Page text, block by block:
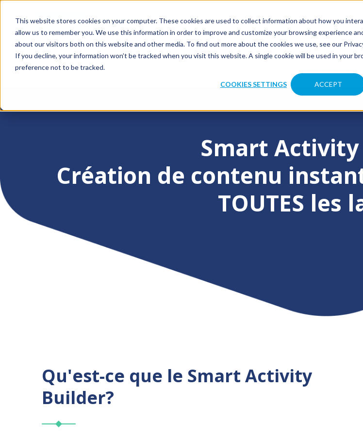
This website stores cookies on your computer. These cookies are used to collect information about how you
allow us to remember you. We use this information in order to improve and customize your browsing experience
about our visitors both on this website and other media. To find out more about the cookies we use, see our
If you decline, your information won’t be tracked when you visit this website. A single cookie will be used in your
preference not to be tracked.
COOKIES SETTINGS ACCEPT
This is a search field with an auto-suggest feature attached.
Produits SmartClass
Smart
Création de contenu
TOUTES les
Qu'est-ce que le Smart Activity
Builder?